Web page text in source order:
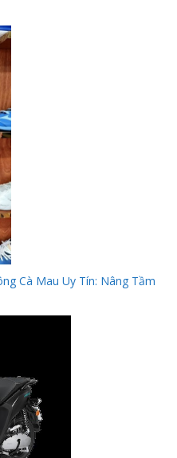
Cà Mau Uy Tín: Nâng Tầm